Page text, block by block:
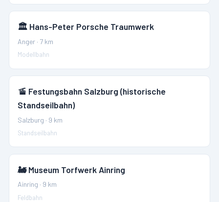
🏛️ Hans-Peter Porsche Traumwerk
Anger · 7 km
Modellbahn
🚡 Festungsbahn Salzburg (historische
Standseilbahn)
Salzburg · 9 km
Standseilbahn
🚂 Museum Torfwerk Ainring
Ainring · 9 km
Feldbahn